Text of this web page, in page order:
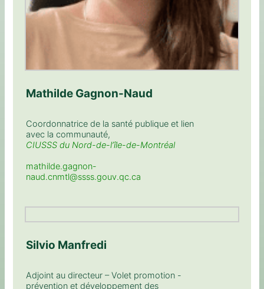
Mathilde Gagnon-Naud
Coordonnatrice de la santé publique et lien
avec la communauté,
CIUSSS du Nord-de-l’île-de-Montréal
mathilde.gagnon-
naud.cnmtl@ssss.gouv.qc.ca
Silvio Manfredi
Adjoint au directeur – Volet promotion -
prévention et développement des